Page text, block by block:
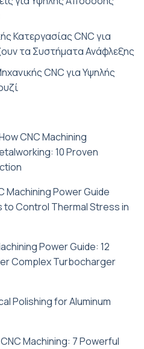
Κατεργασίας CNC για
τα Συστήματα Ανάφλεξης
CNC για Υψηλής
CNC Machining
10 Proven
Machining Power Guide
to Control Thermal Stress in
Power Guide: 12
Complex Turbocharger
Polishing for Aluminum
CNC Machining: 7 Powerful